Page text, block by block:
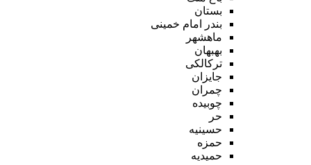
بستان
بندر امام خمینی
ماهشهر
بهبهان
ترکالکی
جایزان
چمران
چوبیده
حر
حسینیه
حمزه
حمیدیه